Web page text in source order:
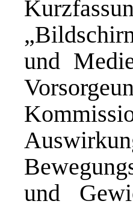
und
und